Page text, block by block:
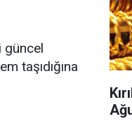
güncel
taşıdığına